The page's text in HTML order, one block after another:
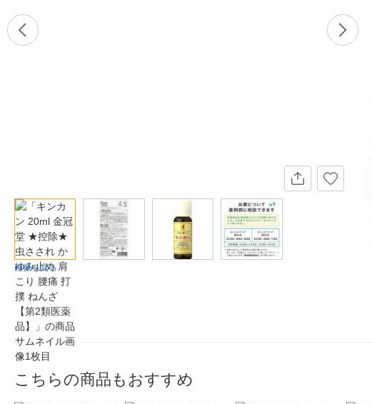
画像を見る
こちらの商品もおすすめ